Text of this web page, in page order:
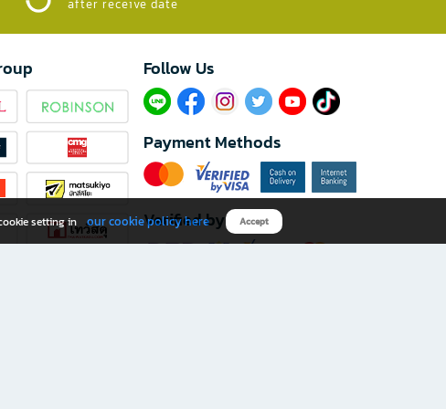
after receive date
Follow Us​
Payment Methods
Verified by
setting in our cookie policy here Accept